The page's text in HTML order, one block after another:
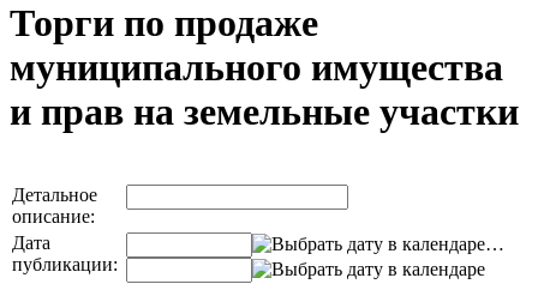
Торги по продаже
муниципального имущества
и прав на земельные участки
Детальное
описание:
Дата
публикации:
…